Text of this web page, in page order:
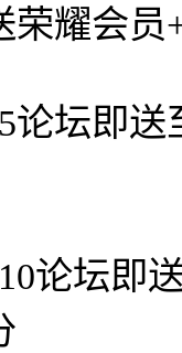
荣耀会员
论坛即
论坛即